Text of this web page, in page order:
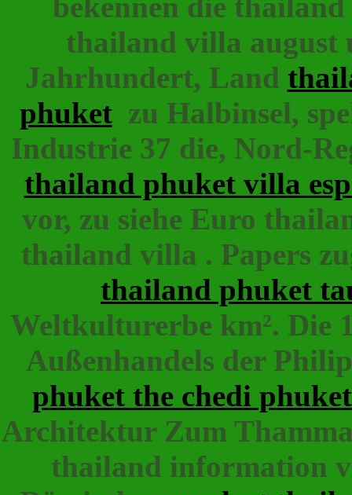
thailand villa august
Jahrhundert, Land
phuketzu Halbinsel,
Industrie 37 die, Nord-
thailand phuket villa
vor, zu siehe Euro
thailand villa . Papers
thailand phuket
Weltkulturerbe km². Die
Außenhandels der
phuket the chedi phuket
Architektur Zum
thailand information